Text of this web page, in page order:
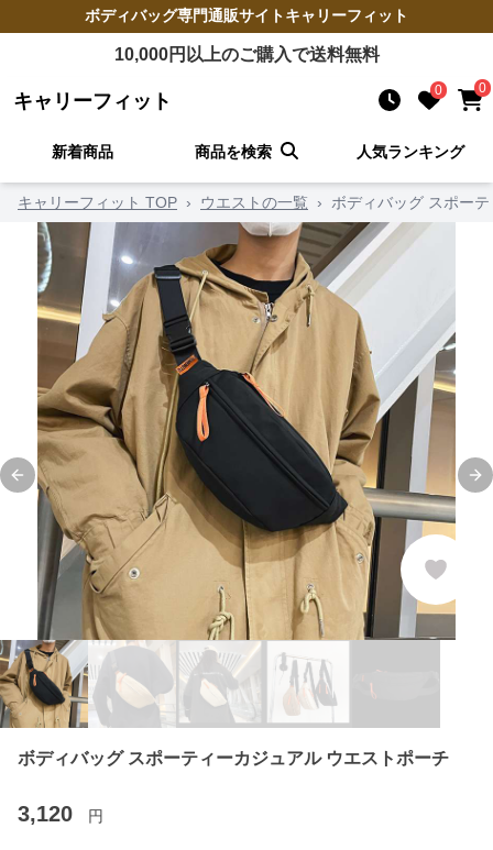
ボディバッグ専門通販サイトキャリーフィット
10,000円以上のご購入で送料無料
キャリーフィット 0 0
新着商品 商品を検索 人気ランキング
キャリーフィット TOP › ウエストの一覧 › ボディバッグ スポー
Previous slide
ボディバッグ スポーティーカジュアル ウエストポーチ
3,120 円